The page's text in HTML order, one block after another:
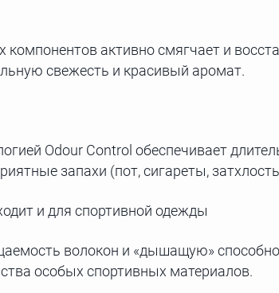
активно смягчает и
свежесть и красивый аромат.
Odour Control обеспечивает
запахи (пот, сигареты,
и для спортивной одежды
волокон и «дышащую»
особых спортивных материалов.